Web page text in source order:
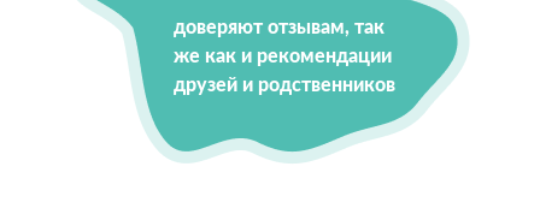
доверяют отзывам, так
же как и рекомендации
друзей и родственников